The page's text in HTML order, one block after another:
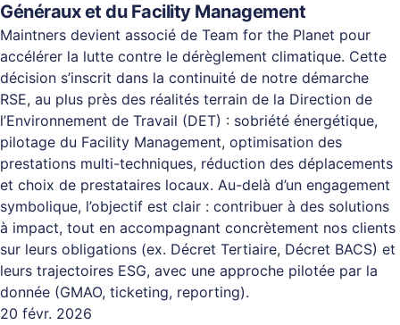
Généraux et du Facility Management
Maintners devient associé de Team for the Planet pour
accélérer la lutte contre le dérèglement climatique. Cette
décision s’inscrit dans la continuité de notre démarche
RSE, au plus près des réalités terrain de la Direction de
l’Environnement de Travail (DET) : sobriété énergétique,
pilotage du Facility Management, optimisation des
prestations multi-techniques, réduction des déplacements
et choix de prestataires locaux. Au-delà d’un engagement
symbolique, l’objectif est clair : contribuer à des solutions
à impact, tout en accompagnant concrètement nos clients
sur leurs obligations (ex. Décret Tertiaire, Décret BACS) et
leurs trajectoires ESG, avec une approche pilotée par la
donnée (GMAO, ticketing, reporting).
20 févr. 2026